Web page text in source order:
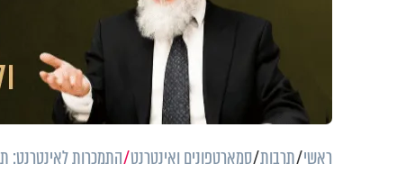
ראשי תרבות סמארטפונים ואינטרנט התמכרות לאינטרנט: